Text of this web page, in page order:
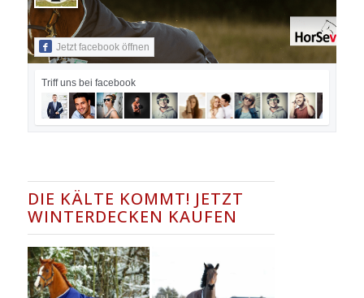
Jetzt facebook öffnen
Triff uns bei facebook
DIE KÄLTE KOMMT! JETZT
WINTERDECKEN KAUFEN